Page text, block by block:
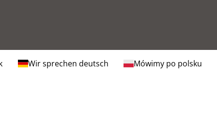
Wir sprechen deutsch Mówimy po polsku